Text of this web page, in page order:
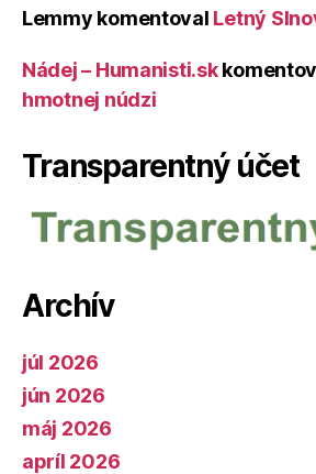
Lemmy komentoval Letný
Nádej – Humanisti.sk
hmotnej núdzi
Transparentný účet
Archív
júl 2026
jún 2026
máj 2026
apríl 2026